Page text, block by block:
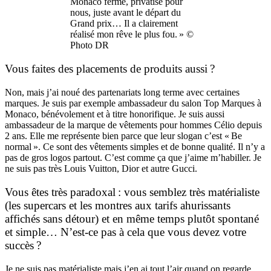
nous, juste avant le départ du
Grand prix… Il a clairement
réalisé mon rêve le plus fou. » ©
Photo DR
Vous faites des placements de produits aussi ?
Non, mais j’ai noué des partenariats long terme avec certaines
marques. Je suis par exemple ambassadeur du salon Top Marques à
Monaco, bénévolement et à titre honorifique. Je suis aussi
ambassadeur de la marque de vêtements pour hommes Célio depuis
2 ans. Elle me représente bien parce que leur slogan c’est « Be
normal ». Ce sont des vêtements simples et de bonne qualité. Il n’y a
pas de gros logos partout. C’est comme ça que j’aime m’habiller. Je
ne suis pas très Louis Vuitton, Dior et autre Gucci.
Vous êtes très paradoxal : vous semblez très matérialiste
(les supercars et les montres aux tarifs ahurissants
affichés sans détour) et en même temps plutôt spontané
et simple… N’est-ce pas à cela que vous devez votre
succès ?
Je ne suis pas matérialiste mais j’en ai tout l’air quand on regarde